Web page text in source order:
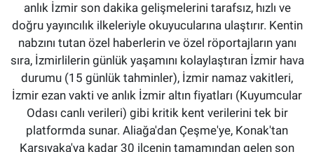
anlık İzmir son dakika gelişmelerini tarafsız, hızlı ve
doğru yayıncılık ilkeleriyle okuyucularına ulaştırır. Kentin
nabzını tutan özel haberlerin ve özel röportajların yanı
sıra, İzmirlilerin günlük yaşamını kolaylaştıran İzmir hava
durumu (15 günlük tahminler), İzmir namaz vakitleri,
İzmir ezan vakti ve anlık İzmir altın fiyatları (Kuyumcular
Odası canlı verileri) gibi kritik kent verilerini tek bir
platformda sunar. Aliağa'dan Çeşme'ye, Konak'tan
Karşıyaka'ya kadar 30 ilçenin tamamından gelen son